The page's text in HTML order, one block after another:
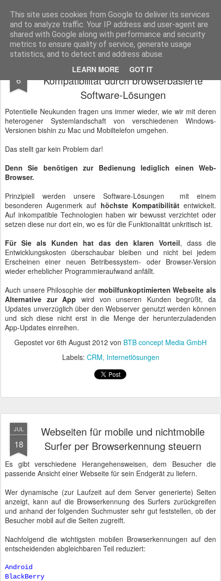
This site uses cookies from Google to deliver its services
and to analyze traffic. Your IP address and user-agent are
shared with Google along with performance and security
metrics to ensure quality of service, generate usage
statistics, and to detect and address abuse.
LEARN MORE GOT IT
BTB concept Media GmbH Presseberichte zu Bundespolitik, Diplomatie, Sicherheitspolitik, Wirtschaft, Fahrzeugtechnik und IT - Pressedienst, Fachartikel, Bildredaktion, O-Ton-Videos
6
Heterogene Systeme? Höchste
Kompatibilität durch browserbasierte
Software-Lösungen
Potentielle Neukunden fragen uns immer wieder, wie wir mit deren
heterogener Systemlandschaft von verschiedenen Windows-
Versionen bishin zu Mac und Mobiltelefon umgehen.
Das stellt gar kein Problem dar!
Denn Sie benötigen zur Bedienung lediglich einen Web-
Browser.
Prinzipiell werden unsere Software-Lösungen mit einem
besonderen Augenmerk auf höchste Kompatibilitätentwickelt.
Auf inkompatible Technologien haben wir bewusst verzichtet oder
setzen diese nur dort ein, wo es für die Funktionalität unkritisch ist.
Für Sie als Kunden hat das den klaren Vorteil, dass die
Entwicklungskosten überschaubar bleiben und nicht bei jedem
Erscheinen einer neuen Betribessystem- oder Browser-Version
wieder erheblicher Programmieraufwand anfällt.
Auch unsere Philosophie der mobilfunkoptimierten Webseite als
Alternative zur App wird von unseren Kunden begrüßt, da
Updates unverzüglich über den Webserver genutzt werden können
und sich diese nicht erst in die Menge der herunterzuladenden
App-Updates einreihen.
Gepostet vor 6th August 2012 von BTB concept Media GmbH
Labels: CRM Internetlösungen
JUL
18
Webseiten für mobile und nichtmobile
Surfer per Browserkennung steuern
Es gibt verschiedene Herangehensweisen, dem Besucher die
passende Ansicht einer Webseite für sein Endgerät zu liefern.
Wer dynamische (zur Laufzeit auf dem Server generierte) Seiten
anzeigt, kann auf die Browserkennung des Surfers zurückgreifen
und anhand der folgenden Suchmuster sehr gut feststellen, ob der
Besucher mobil auf die Seiten zugreift.
Nachfolgend die wichtigsten mobilen Browserkennungen auf den
entscheidenden abgleichbaren Teil reduziert:
Android
BlackBerry